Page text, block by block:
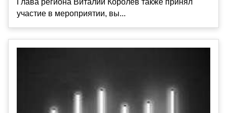
участие в мероприятии, вы...